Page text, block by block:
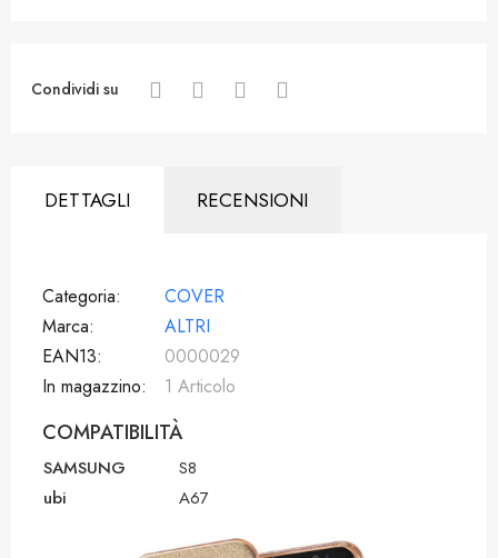
Condividi su
DETTAGLI RECENSIONI
Categoria
COVER
Marca
ALTRI
EAN13
0000029
In magazzino
1 Articolo
COMPATIBILITÀ
SAMSUNG
S8
ubi
A67